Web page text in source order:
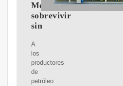
Medio
sobrevivir
sin
A
los
productores
de
petróleo